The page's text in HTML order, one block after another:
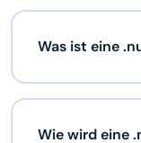
Was ist eine
Wie wird eine